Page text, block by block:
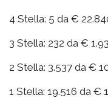
4 Stella: 5 da €
3 Stella: 232 da €
2 Stella: 3.537 da €
1 Stella: 19.516 da €